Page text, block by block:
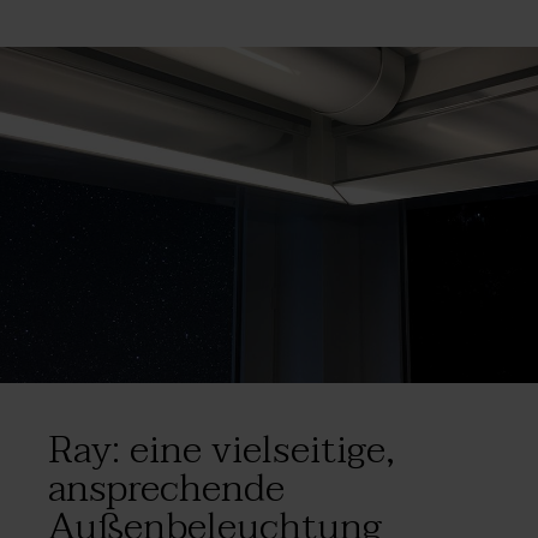
Die kleinen Leuchten sind auf diese Weise
besonders diskret und
nahezu unsichtbar
runden das Tuch der Pergotenda
im Design ab
und verleihen im mehr Strahlkraft.
Ray: eine vielseitige,
ansprechende